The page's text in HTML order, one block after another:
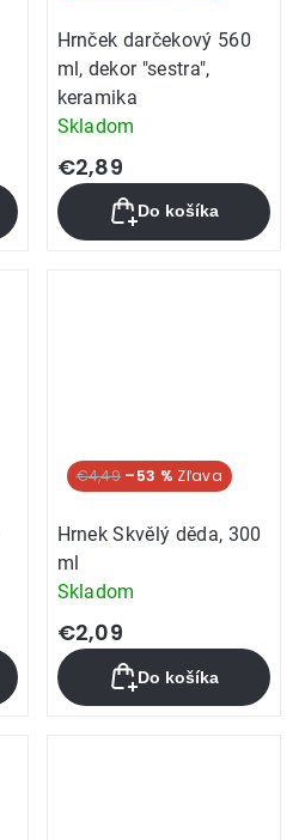
Hrnček darčekový 560
ml, dekor "sestra",
keramika
Skladom
€2,89
Do košíka
€4,49 –53 %
Hrnek Skvělý děda, 300
ml
Skladom
€2,09
Do košíka